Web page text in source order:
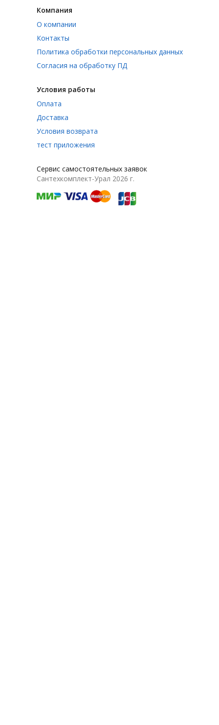
Компания
О компании
Контакты
Политика обработки персональных данных
Согласия на обработку ПД
Условия работы
Оплата
Доставка
Условия возврата
тест приложения
Сервис самостоятельных заявок
Сантехкомплект-Урал 2026 г.